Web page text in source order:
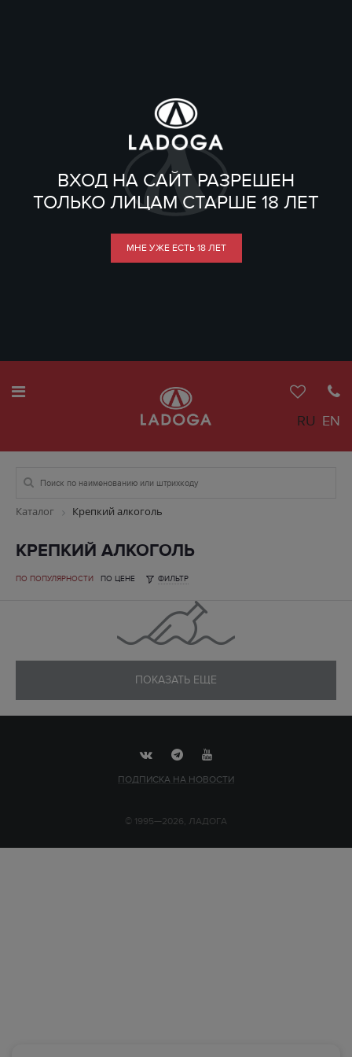
ВХОД НА САЙТ РАЗРЕШЕН
ТОЛЬКО ЛИЦАМ СТАРШЕ 18 ЛЕТ
МНЕ УЖЕ ЕСТЬ 18 ЛЕТ
RU EN
Каталог Крепкий алкоголь
КРЕПКИЙ АЛКОГОЛЬ
ПО ПОПУЛЯРНОСТИ ПО ЦЕНЕ ФИЛЬТР
ПОКАЗАТЬ ЕЩЕ
ПОДПИСКА НА НОВОСТИ
© 1995—2026, ЛАДОГА